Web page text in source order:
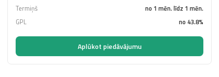
Termiņš
no 1 mēn. līdz 1 mēn.
GPL
no 43.8%
Aplūkot piedāvājumu